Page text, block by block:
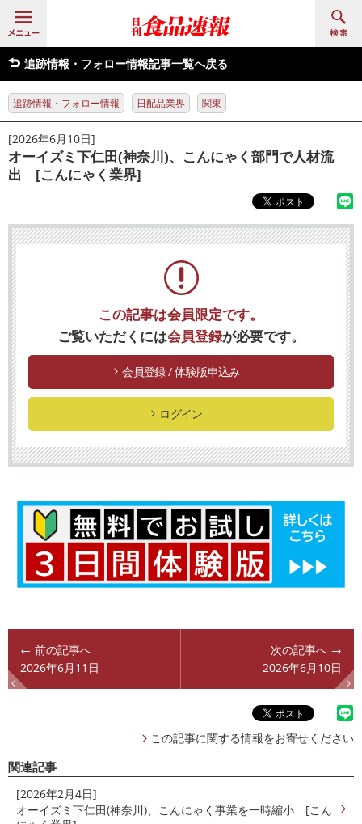
追跡情報・フォロー情報記事一覧へ戻る
追跡情報・フォロー情報 日配品業界 関東
[2026年6月10日]
オーイズミ下仁田(神奈川)、こんにゃく部門で人材流
出 [こんにゃく業界]
この記事は会員限定です。
ご覧いただくには会員登録が必要です。
会員登録 / 体験版申込み
ログイン
← 前の記事へ
2026年6月11日
次の記事へ →
2026年6月10日
この記事に関する情報をお寄せください
関連記事
[2026年2月4日]
オーイズミ下仁田(神奈川)、こんにゃく事業を一時縮小 [こん